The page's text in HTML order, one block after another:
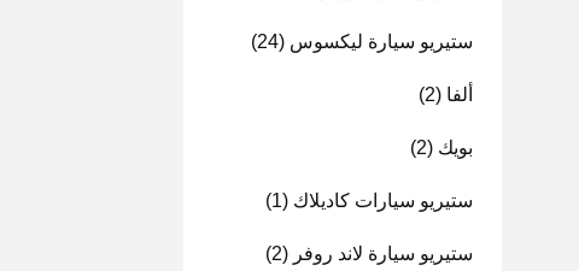
ستيريو سيارة ليكسوس (24)
ألفا (2)
بويك (2)
ستيريو سيارات كاديلاك (1)
ستيريو سيارة لاند روفر (2)